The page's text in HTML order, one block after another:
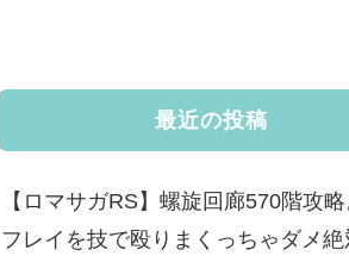
最近の投稿
【ロマサガRS】螺旋回廊570階攻
フレイを技で殴りまくっちゃダメ絶